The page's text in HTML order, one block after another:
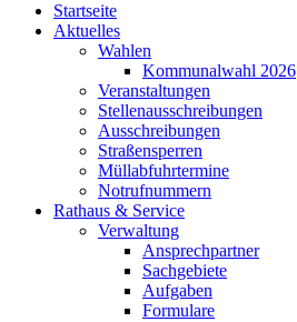
Startseite
Aktuelles
Wahlen
Kommunalwahl 2026
Veranstaltungen
Stellenausschreibungen
Ausschreibungen
Straßensperren
Müllabfuhrtermine
Notrufnummern
Rathaus & Service
Verwaltung
Ansprechpartner
Sachgebiete
Aufgaben
Formulare